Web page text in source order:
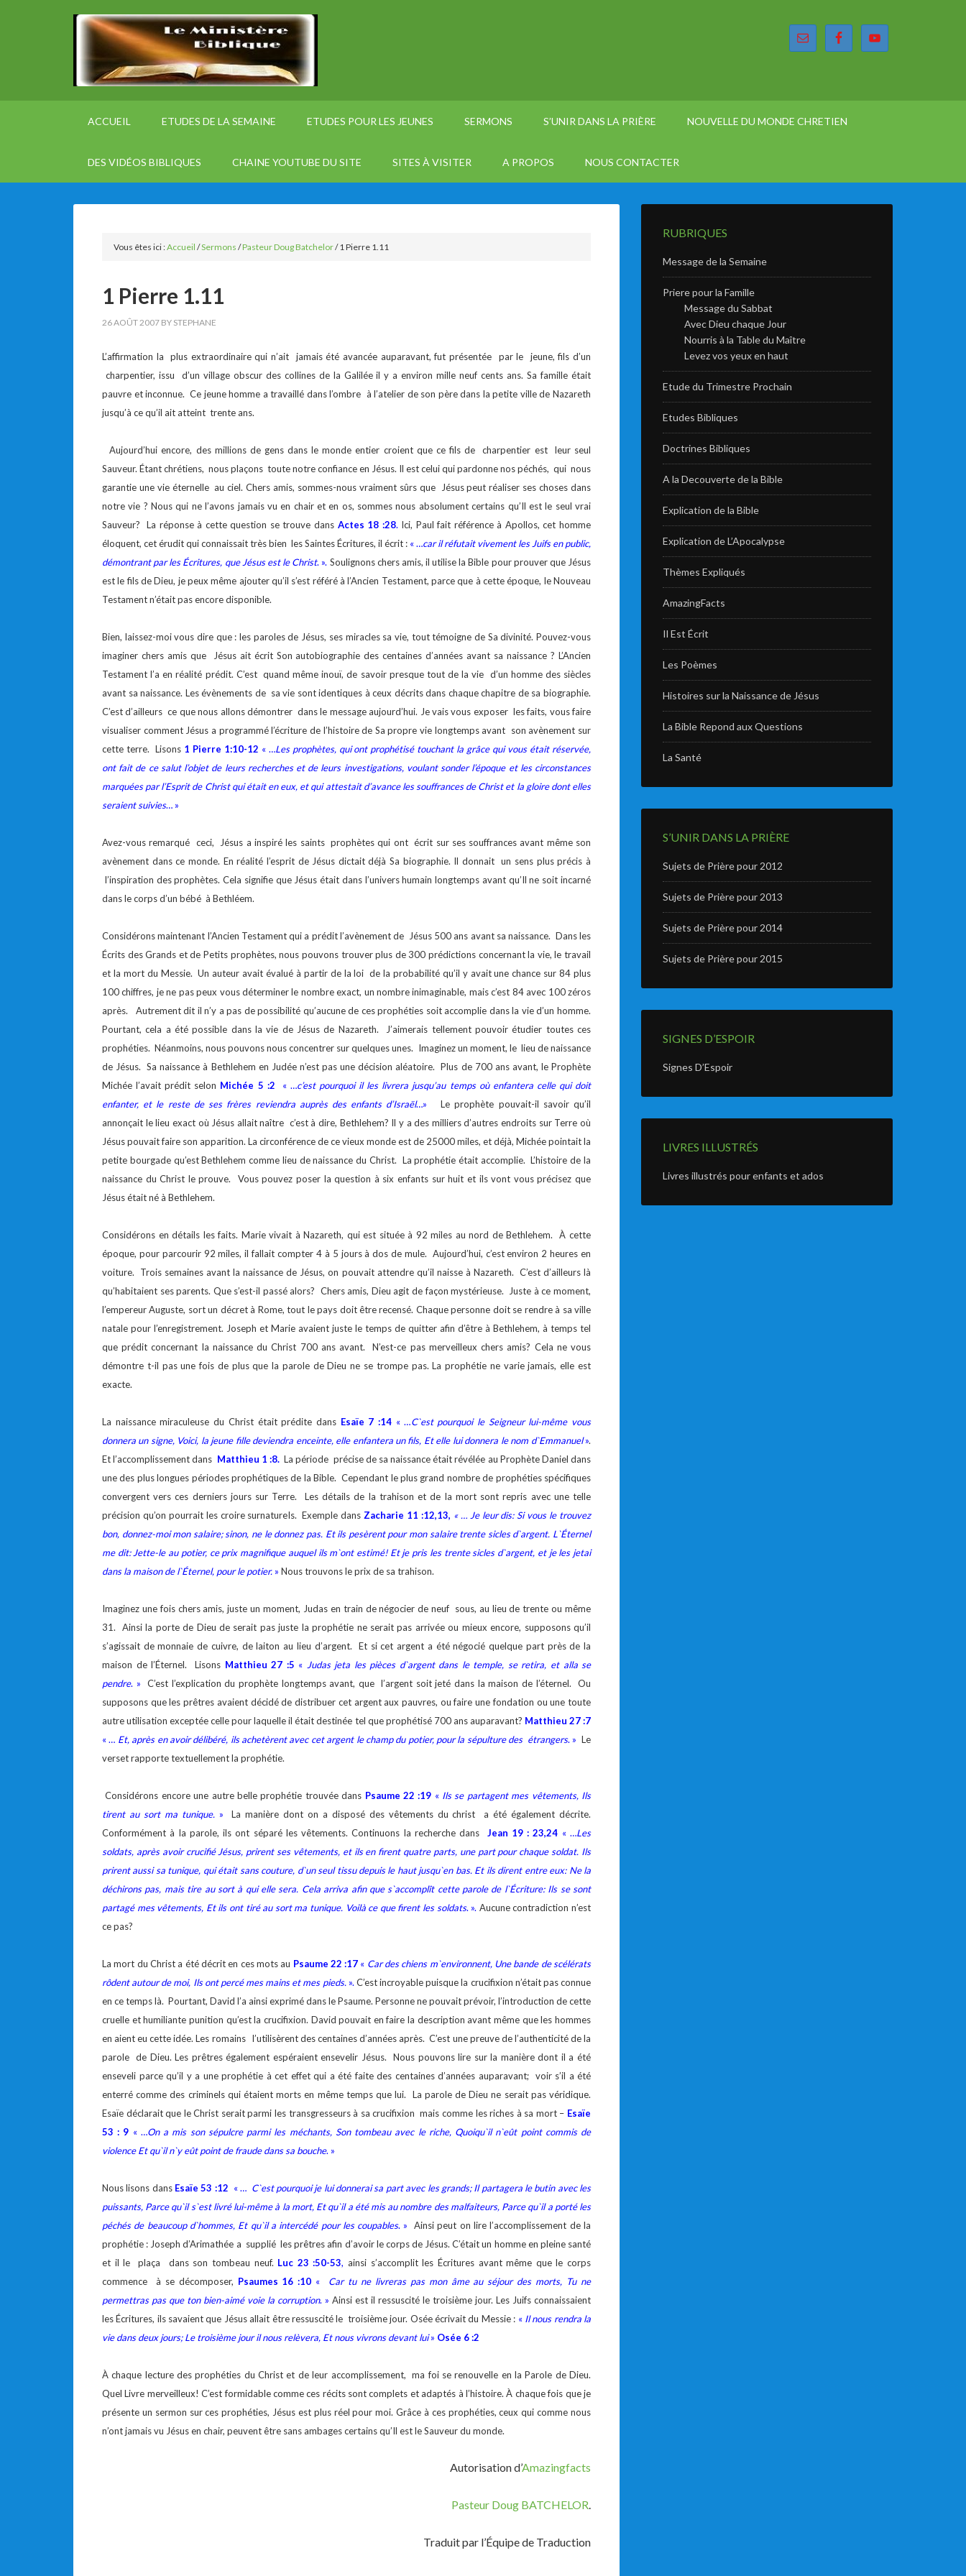
ACCUEIL ETUDES DE LA SEMAINE ETUDES POUR LES JEUNES SERMONS S’UNIR DANS LA PRIÈRE NOUVELLE DU MONDE CHRETIEN
DES VIDÉOS BIBLIQUES CHAINE YOUTUBE DU SITE SITES À VISITER A PROPOS NOUS CONTACTER
Vous êtes ici :Accueil /Sermons /Pasteur Doug Batchelor/1 Pierre 1.11
1 Pierre 1.11
26 AOÛT 2007 BY STEPHANE
L’affirmation la plus extraordinaire qui n’ait jamais été avancée auparavant, fut présentée par le jeune, fils d’un
charpentier, issu d’un village obscur des collines de la Galilée il y a environ mille neuf cents ans. Sa famille était
pauvre et inconnue. Ce jeune homme a travaillé dans l’ombre à l’atelier de son père dans la petite ville de Nazareth
jusqu’à ce qu’il ait atteint trente ans.
Aujourd’hui encore, des millions de gens dans le monde entier croient que ce fils de charpentier est leur seul
Sauveur. Étant chrétiens, nous plaçons toute notre confiance en Jésus. Il est celui qui pardonne nos péchés, qui nous
garantie une vie éternelle au ciel. Chers amis, sommes-nous vraiment sûrs que Jésus peut réaliser ses choses dans
notre vie ? Nous qui ne l’avons jamais vu en chair et en os, sommes nous absolument certains qu’Il est le seul vrai
Sauveur? La réponse à cette question se trouve dans Actes 18 :28. Ici, Paul fait référence à Apollos, cet homme
éloquent, cet érudit qui connaissait très bien les Saintes Écritures, il écrit : « …car il réfutait vivement les Juifs en public,
démontrant par les Écritures, que Jésus est le Christ. ». Soulignons chers amis, il utilise la Bible pour prouver que Jésus
est le fils de Dieu, je peux même ajouter qu’il s’est référé à l’Ancien Testament, parce que à cette époque, le Nouveau
Testament n’était pas encore disponible.
Bien, laissez-moi vous dire que : les paroles de Jésus, ses miracles sa vie, tout témoigne de Sa divinité. Pouvez-vous
imaginer chers amis que Jésus ait écrit Son autobiographie des centaines d’années avant sa naissance ? L’Ancien
Testament l’a en réalité prédit. C’est quand même inouï, de savoir presque tout de la vie d’un homme des siècles
avant sa naissance. Les évènements de sa vie sont identiques à ceux décrits dans chaque chapitre de sa biographie.
C’est d’ailleurs ce que nous allons démontrer dans le message aujourd’hui. Je vais vous exposer les faits, vous faire
visualiser comment Jésus a programmé l’écriture de l’histoire de Sa propre vie longtemps avant son avènement sur
cette terre. Lisons 1 Pierre 1:10-12 « …Les prophètes, qui ont prophétisé touchant la grâce qui vous était réservée,
ont fait de ce salut l’objet de leurs recherches et de leurs investigations, voulant sonder l’époque et les circonstances
marquées par l’Esprit de Christ qui était en eux, et qui attestait d’avance les souffrances de Christ et la gloire dont elles
seraient suivies… »
Avez-vous remarqué ceci, Jésus a inspiré les saints prophètes qui ont écrit sur ses souffrances avant même son
avènement dans ce monde. En réalité l’esprit de Jésus dictait déjà Sa biographie. Il donnait un sens plus précis à
l’inspiration des prophètes. Cela signifie que Jésus était dans l’univers humain longtemps avant qu’Il ne soit incarné
dans le corps d’un bébé à Bethléem.
Considérons maintenant l’Ancien Testament qui a prédit l’avènement de Jésus 500 ans avant sa naissance. Dans les
Écrits des Grands et de Petits prophètes, nous pouvons trouver plus de 300 prédictions concernant la vie, le travail
et la mort du Messie. Un auteur avait évalué à partir de la loi de la probabilité qu’il y avait une chance sur 84 plus
100 chiffres, je ne pas peux vous déterminer le nombre exact, un nombre inimaginable, mais c’est 84 avec 100 zéros
après. Autrement dit il n’y a pas de possibilité qu’aucune de ces prophéties soit accomplie dans la vie d’un homme.
Pourtant, cela a été possible dans la vie de Jésus de Nazareth. J’aimerais tellement pouvoir étudier toutes ces
prophéties. Néanmoins, nous pouvons nous concentrer sur quelques unes. Imaginez un moment, le lieu de naissance
de Jésus. Sa naissance à Bethlehem en Judée n’est pas une décision aléatoire. Plus de 700 ans avant, le Prophète
Michée l’avait prédit selon Michée 5 :2 « …c’est pourquoi il les livrera jusqu’au temps où enfantera celle qui doit
enfanter, et le reste de ses frères reviendra auprès des enfants d’Israël…»
Le prophète pouvait-il savoir qu’il
annonçait le lieu exact où Jésus allait naître c’est à dire, Bethlehem? Il y a des milliers d’autres endroits sur Terre où
Jésus pouvait faire son apparition. La circonférence de ce vieux monde est de 25000 miles, et déjà, Michée pointait la
petite bourgade qu’est Bethlehem comme lieu de naissance du Christ. La prophétie était accomplie. L’histoire de la
naissance du Christ le prouve. Vous pouvez poser la question à six enfants sur huit et ils vont vous précisez que
Jésus était né à Bethlehem.
Considérons en détails les faits. Marie vivait à Nazareth, qui est située à 92 miles au nord de Bethlehem. À cette
époque, pour parcourir 92 miles, il fallait compter 4 à 5 jours à dos de mule. Aujourd’hui, c’est environ 2 heures en
voiture. Trois semaines avant la naissance de Jésus, on pouvait attendre qu’il naisse à Nazareth. C’est d’ailleurs là
qu’habitaient ses parents. Que s’est-il passé alors? Chers amis, Dieu agit de façon mystérieuse. Juste à ce moment,
l’empereur Auguste, sort un décret à Rome, tout le pays doit être recensé. Chaque personne doit se rendre à sa ville
natale pour l’enregistrement. Joseph et Marie avaient juste le temps de quitter afin d’être à Bethlehem, à temps tel
que prédit concernant la naissance du Christ 700 ans avant. N’est-ce pas merveilleux chers amis? Cela ne vous
démontre t-il pas une fois de plus que la parole de Dieu ne se trompe pas. La prophétie ne varie jamais, elle est
exacte.
La naissance miraculeuse du Christ était prédite dans Esaïe 7 :14 « …C`est pourquoi le Seigneur lui-même vous
donnera un signe, Voici, la jeune fille deviendra enceinte, elle enfantera un fils, Et elle lui donnera le nom d`Emmanuel».
Et l’accomplissement dans Matthieu 1 :8. La période précise de sa naissance était révélée au Prophète Daniel dans
une des plus longues périodes prophétiques de la Bible. Cependant le plus grand nombre de prophéties spécifiques
convergent vers ces derniers jours sur Terre. Les détails de la trahison et de la mort sont repris avec une telle
précision qu’on pourrait les croire surnaturels. Exemple dans Zacharie 11 :12,13, « … Je leur dis: Si vous le trouvez
bon, donnez-moi mon salaire; sinon, ne le donnez pas. Et ils pesèrent pour mon salaire trente sicles d`argent. L`Éternel
me dit: Jette-le au potier, ce prix magnifique auquel ils m`ont estimé! Et je pris les trente sicles d`argent, et je les jetai
dans la maison de l`Éternel, pour le potier. » Nous trouvons le prix de sa trahison.
Imaginez une fois chers amis, juste un moment, Judas en train de négocier de neuf sous, au lieu de trente ou même
31. Ainsi la porte de Dieu de serait pas juste la prophétie ne serait pas arrivée ou mieux encore, supposons qu’il
s’agissait de monnaie de cuivre, de laiton au lieu d’argent. Et si cet argent a été négocié quelque part près de la
maison de l’Éternel. Lisons Matthieu 27 :5 « Judas jeta les pièces d`argent dans le temple, se retira, et alla se
pendre. »
C’est l’explication du prophète longtemps avant, que l’argent soit jeté dans la maison de l’éternel. Ou
supposons que les prêtres avaient décidé de distribuer cet argent aux pauvres, ou faire une fondation ou une toute
autre utilisation exceptée celle pour laquelle il était destinée tel que prophétisé 700 ans auparavant? Matthieu 27 :7
« … Et, après en avoir délibéré, ils achetèrent avec cet argent le champ du potier, pour la sépulture des étrangers. » Le
verset rapporte textuellement la prophétie.
Considérons encore une autre belle prophétie trouvée dans Psaume 22 :19 « Ils se partagent mes vêtements, Ils
tirent au sort ma tunique.» La manière dont on a disposé des vêtements du christ a été également décrite.
Conformément à la parole, ils ont séparé les vêtements. Continuons la recherche dans Jean 19 : 23,24 « …Les
soldats, après avoir crucifié Jésus, prirent ses vêtements, et ils en firent quatre parts, une part pour chaque soldat. Ils
prirent aussi sa tunique, qui était sans couture, d`un seul tissu depuis le haut jusqu`en bas. Et ils dirent entre eux: Ne la
déchirons pas, mais tire au sort à qui elle sera. Cela arriva afin que s`accomplît cette parole de l`Écriture: Ils se sont
partagé mes vêtements, Et ils ont tiré au sort ma tunique. Voilà ce que firent les soldats. ». Aucune contradiction n’est
ce pas?
La mort du Christ a été décrit en ces mots au Psaume 22 :17 « Car des chiens m`environnent, Une bande de scélérats
rôdent autour de moi, Ils ont percé mes mains et mes pieds.». C’est incroyable puisque la crucifixion n’était pas connue
en ce temps là. Pourtant, David l’a ainsi exprimé dans le Psaume. Personne ne pouvait prévoir, l’introduction de cette
cruelle et humiliante punition qu’est la crucifixion. David pouvait en faire la description avant même que les hommes
en aient eu cette idée. Les romains l’utilisèrent des centaines d’années après. C’est une preuve de l’authenticité de la
parole de Dieu. Les prêtres également espéraient ensevelir Jésus. Nous pouvons lire sur la manière dont il a été
enseveli parce qu’il y a une prophétie à cet effet qui a été faite des centaines d’années auparavant; voir s’il a été
enterré comme des criminels qui étaient morts en même temps que lui. La parole de Dieu ne serait pas véridique.
Esaïe déclarait que le Christ serait parmi les transgresseurs à sa crucifixion mais comme les riches à sa mort – Esaïe
53 : 9 « …On a mis son sépulcre parmi les méchants, Son tombeau avec le riche, Quoiqu`il n`eût point commis de
violence Et qu`il n`y eût point de fraude dans sa bouche. »
Nous lisons dans Esaïe 53 :12 « … C`est pourquoi je lui donnerai sa part avec les grands; Il partagera le butin avec les
puissants, Parce qu`il s`est livré lui-même à la mort, Et qu`il a été mis au nombre des malfaiteurs, Parce qu`il a porté les
péchés de beaucoup d`hommes, Et qu`il a intercédé pour les coupables. »
Ainsi peut on lire l’accomplissement de la
prophétie : Joseph d’Arimathée a supplié les prêtres afin d’avoir le corps de Jésus. C’était un homme en pleine santé
et il le plaça dans son tombeau neuf. Luc 23 :50-53, ainsi s’accomplit les Écritures avant même que le corps
commence à se décomposer, Psaumes 16 :10 « Car tu ne livreras pas mon âme au séjour des morts, Tu ne
permettras pas que ton bien-aimé voie la corruption. » Ainsi est il ressuscité le troisième jour. Les Juifs connaissaient
les Écritures, ils savaient que Jésus allait être ressuscité le troisième jour. Osée écrivait du Messie : « Il nous rendra la
vie dans deux jours; Le troisième jour il nous relèvera, Et nous vivrons devant lui» Osée 6 :2
À chaque lecture des prophéties du Christ et de leur accomplissement, ma foi se renouvelle en la Parole de Dieu.
Quel Livre merveilleux! C’est formidable comme ces récits sont complets et adaptés à l’histoire. À chaque fois que je
présente un sermon sur ces prophéties, Jésus est plus réel pour moi. Grâce à ces prophéties, ceux qui comme nous
n’ont jamais vu Jésus en chair, peuvent être sans ambages certains qu’Il est le Sauveur du monde.
Autorisation d’Amazingfacts
Pasteur Doug BATCHELOR.
Traduit par l’Équipe de Traduction
RUBRIQUES
Message de la Semaine
Priere pour la Famille
Message du Sabbat
Avec Dieu chaque Jour
Nourris à la Table du Maître
Levez vos yeux en haut
Etude du Trimestre Prochain
Etudes Bibliques
Doctrines Bibliques
A la Decouverte de la Bible
Explication de la Bible
Explication de L’Apocalypse
Thèmes Expliqués
AmazingFacts
Il Est Écrit
Les Poèmes
Histoires sur la Naissance de Jésus
La Bible Repond aux Questions
La Santé
S’UNIR DANS LA PRIÈRE
Sujets de Prière pour 2012
Sujets de Prière pour 2013
Sujets de Prière pour 2014
Sujets de Prière pour 2015
SIGNES D’ESPOIR
Signes D’Espoir
LIVRES ILLUSTRÉS
Livres illustrés pour enfants et ados